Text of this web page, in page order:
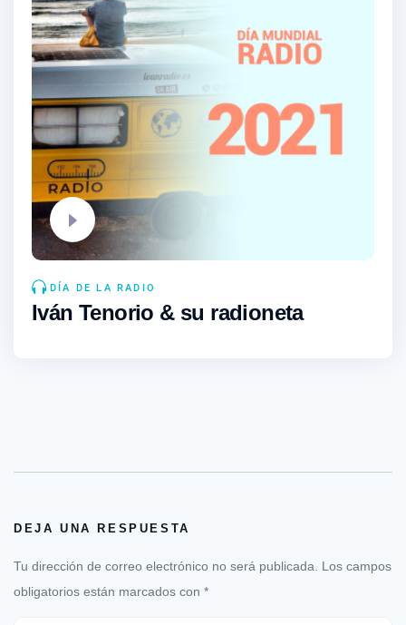
DÍA DE LA RADIO
Iván Tenorio & su radioneta
DEJA UNA RESPUESTA
Tu dirección de correo electrónico no será publicada.
Los campos
obligatorios están marcados con *